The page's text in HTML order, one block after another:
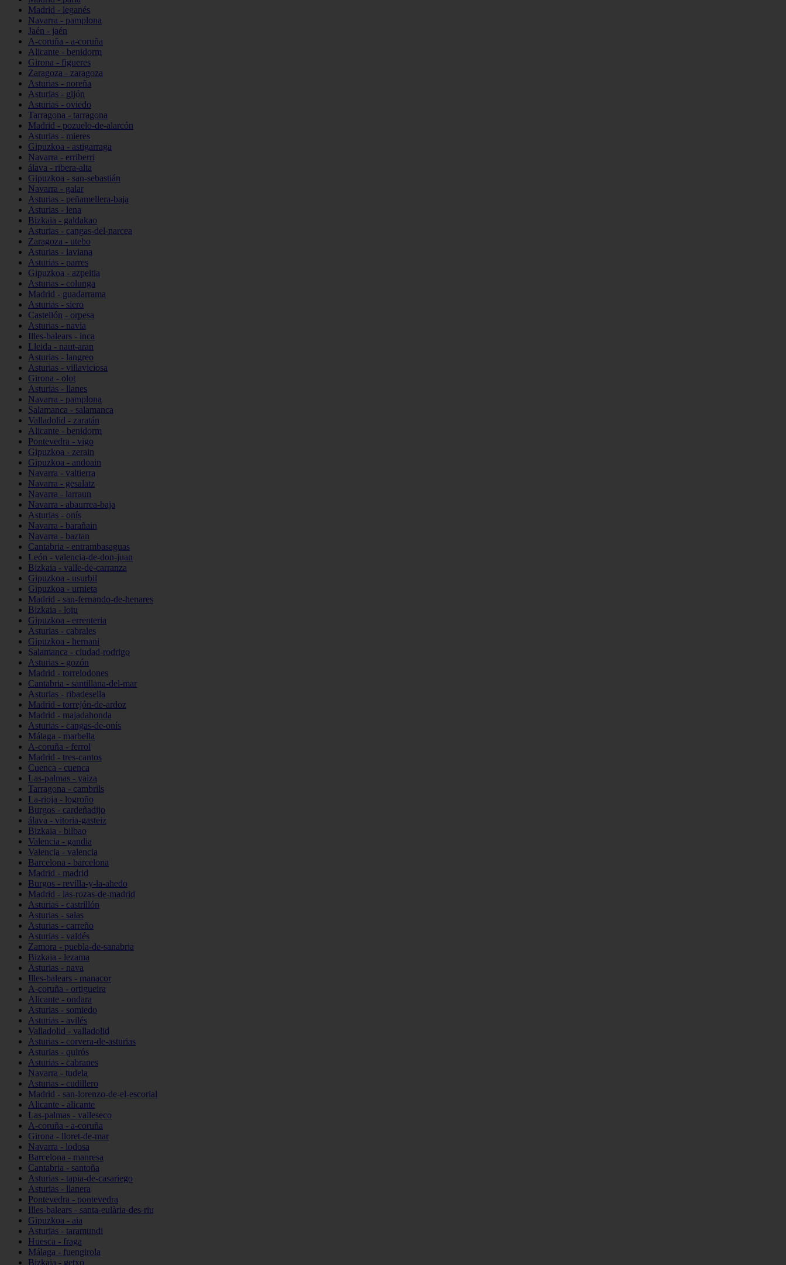
Madrid - leganés
Navarra - pamplona
Jaén - jaén
A-coruña - a-coruña
Alicante - benidorm
Girona - figueres
Zaragoza - zaragoza
Asturias - noreña
Asturias - gijón
Asturias - oviedo
Tarragona - tarragona
Madrid - pozuelo-de-alarcón
Asturias - mieres
Gipuzkoa - astigarraga
Navarra - erriberri
álava - ribera-alta
Gipuzkoa - san-sebastián
Navarra - galar
Asturias - peñamellera-baja
Asturias - lena
Bizkaia - galdakao
Asturias - cangas-del-narcea
Zaragoza - utebo
Asturias - laviana
Asturias - parres
Gipuzkoa - azpeitia
Asturias - colunga
Madrid - guadarrama
Asturias - siero
Castellón - orpesa
Asturias - navia
Illes-balears - inca
Lleida - naut-aran
Asturias - langreo
Asturias - villaviciosa
Girona - olot
Asturias - llanes
Navarra - pamplona
Salamanca - salamanca
Valladolid - zaratán
Alicante - benidorm
Pontevedra - vigo
Gipuzkoa - zerain
Gipuzkoa - andoain
Navarra - valtierra
Navarra - gesalatz
Navarra - larraun
Navarra - abaurrea-baja
Asturias - onís
Navarra - barañain
Navarra - baztan
Cantabria - entrambasaguas
León - valencia-de-don-juan
Bizkaia - valle-de-carranza
Gipuzkoa - usurbil
Gipuzkoa - urnieta
Madrid - san-fernando-de-henares
Bizkaia - loiu
Gipuzkoa - errenteria
Asturias - cabrales
Gipuzkoa - hernani
Salamanca - ciudad-rodrigo
Asturias - gozón
Madrid - torrelodones
Cantabria - santillana-del-mar
Asturias - ribadesella
Madrid - torrejón-de-ardoz
Madrid - majadahonda
Asturias - cangas-de-onís
Málaga - marbella
A-coruña - ferrol
Madrid - tres-cantos
Cuenca - cuenca
Las-palmas - yaiza
Tarragona - cambrils
La-rioja - logroño
Burgos - cardeñadijo
álava - vitoria-gasteiz
Bizkaia - bilbao
Valencia - gandia
Valencia - valencia
Barcelona - barcelona
Madrid - madrid
Burgos - revilla-y-la-ahedo
Madrid - las-rozas-de-madrid
Asturias - castrillón
Asturias - salas
Asturias - carreño
Asturias - valdés
Zamora - puebla-de-sanabria
Bizkaia - lezama
Asturias - nava
Illes-balears - manacor
A-coruña - ortigueira
Alicante - ondara
Asturias - somiedo
Asturias - avilés
Valladolid - valladolid
Asturias - corvera-de-asturias
Asturias - quirós
Asturias - cabranes
Navarra - tudela
Asturias - cudillero
Madrid - san-lorenzo-de-el-escorial
Alicante - alicante
Las-palmas - valleseco
A-coruña - a-coruña
Girona - lloret-de-mar
Navarra - lodosa
Barcelona - manresa
Cantabria - santoña
Asturias - tapia-de-casariego
Asturias - llanera
Pontevedra - pontevedra
Illes-balears - santa-eulària-des-riu
Gipuzkoa - aia
Asturias - taramundi
Huesca - fraga
Málaga - fuengirola
Bizkaia - getxo